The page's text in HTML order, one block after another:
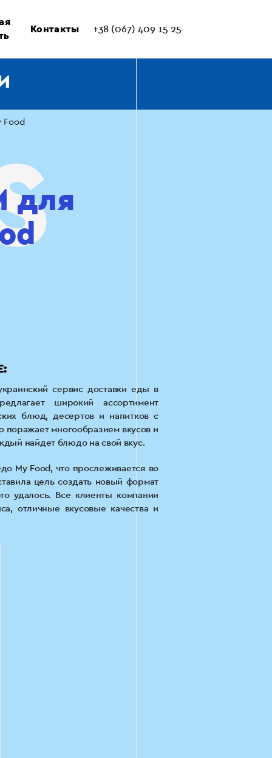
Контакты +38 (067) 409 15 25
Food
для
сервис доставки еды в
широкий ассортимент
блюд, десертов и напитков с
многообразием вкусов и
найдет блюдо на свой вкус.
My Food, что прослеживается во
цель создать новый формат
удалось. Все клиенты компании
отличные вкусовые качества и